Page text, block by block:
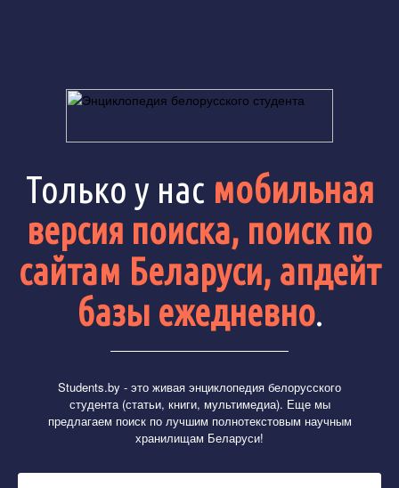
Только у нас мобильная
версия поиска, поиск по
сайтам Беларуси, апдейт
базы ежедневно.
Students.by - это живая энциклопедия белорусского
студента (статьи, книги, мультимедиа). Еще мы
предлагаем поиск по лучшим полнотекстовым научным
хранилищам Беларуси!